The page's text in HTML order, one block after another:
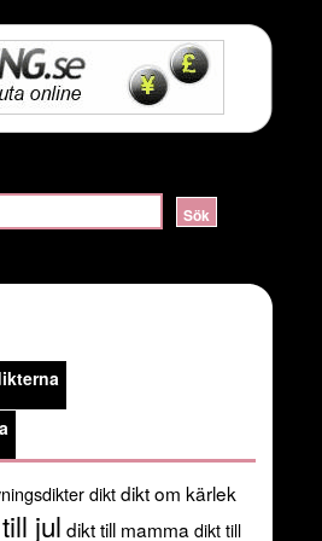
alert handshake failure in
share/pear:/usr/share/php') in
diktdikt om kärlek
jul dikt till mamma dikt till